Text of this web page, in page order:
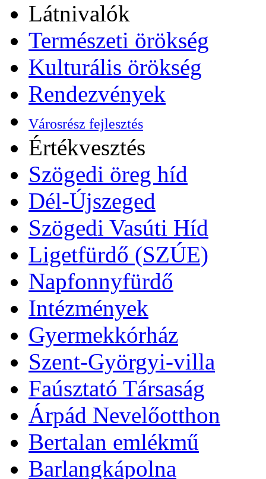
Látnivalók
Természeti örökség
Kulturális örökség
Rendezvények
Városrész fejlesztés
Értékvesztés
Szögedi öreg híd
Dél-Újszeged
Szögedi Vasúti Híd
Ligetfürdő (SZÚE)
Napfonnyfürdő
Intézmények
Gyermekkórház
Szent-Györgyi-villa
Faúsztató Társaság
Árpád Nevelőotthon
Bertalan emlékmű
Barlangkápolna